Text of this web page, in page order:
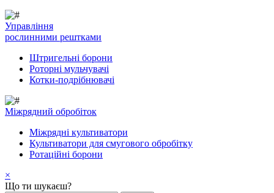
Управління
рослинними рештками
Штригельні борони
Pоторні мульчувачі
Котки-подрібнювачі
Mіжрядний обробіток
Міжрядні культиватори
Культиватори для смугового обробітку
Ротаційні борони
×
Що ти шукаєш?